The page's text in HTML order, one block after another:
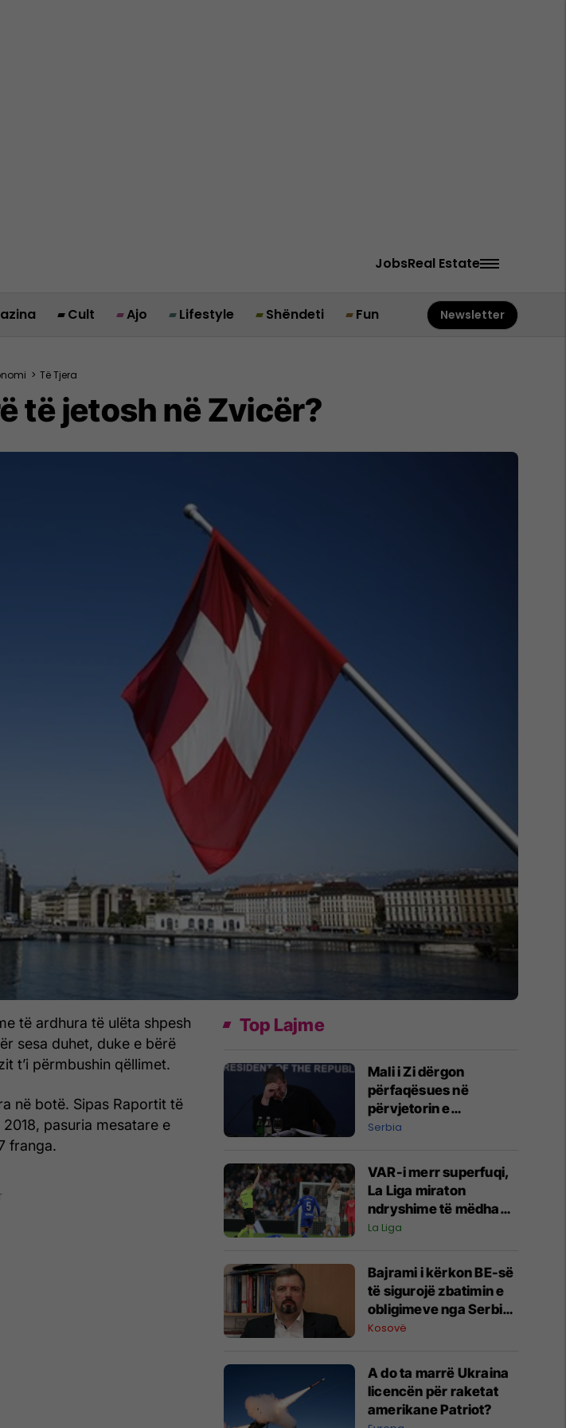
JobsReal Estate
Cult Ajo Lifestyle Shëndeti Fun Newsletter
> Të Tjera
të jetosh në Zvicër?
të ardhura të ulëta shpesh
sesa duhet, duke e bërë
t’i përmbushin qëllimet.
në botë. Sipas Raportit të
pasuria mesatare e
franga.
Top Lajme
Mali i Zi dërgon
përfaqësues në
përvjetorin e
Operacionit “Stuhia”,
Serbia
VAR-i merr superfuqi,
La Liga miraton
ndryshime të mëdha
në rregullat për
La Liga
Bajrami i kërkon BE-së
të sigurojë zbatimin e
obligimeve nga Serbia
për personat e zhdukur
Kosovë
A do ta marrë Ukraina
licencën për raketat
amerikane Patriot?